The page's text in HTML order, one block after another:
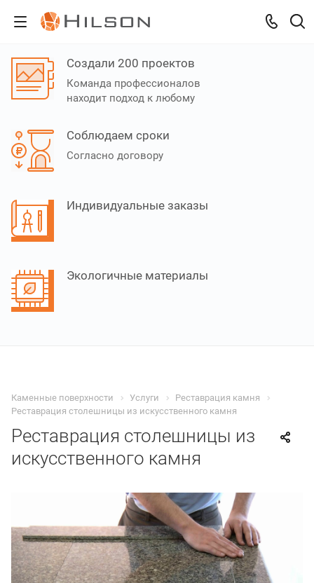
Создали 200 проектов
Команда профессионалов
находит подход к любому
Соблюдаем сроки
Согласно договору
Индивидуальные заказы
Экологичные материалы
Каменные поверхности Услуги
Реставрация камня
Реставрация столешницы из искусственного камня
Реставрация столешницы из
искусственного камня